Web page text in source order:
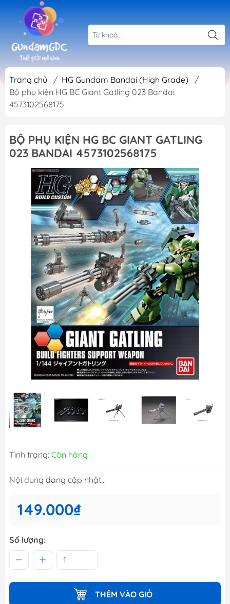
Trang chủ / HG Gundam Bandai (High Grade)
/
Bộ phụ kiện HG BC Giant Gatling 023 Bandai
4573102568175
BỘ PHỤ KIỆN HG BC GIANT GATLING
023 BANDAI 4573102568175
Tình trạng: Còn hàng
Nội dung đang cập nhật...
149.000₫
Số lượng:
THÊM VÀO GIỎ